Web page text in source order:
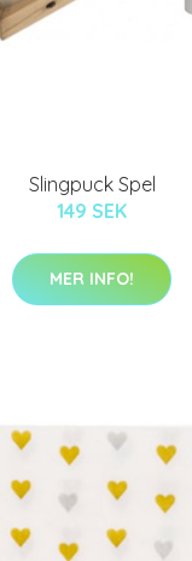
Slingpuck Spel
149 SEK
MER INFO!